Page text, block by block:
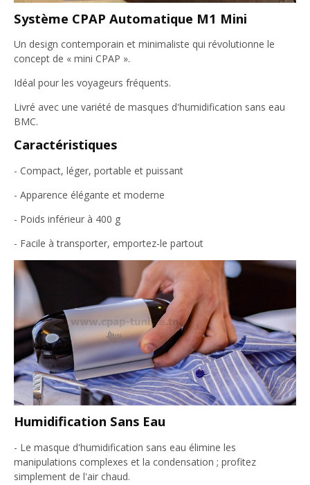
Système CPAP Automatique M1 Mini
Un design contemporain et minimaliste qui révolutionne le
concept de « mini ​​CPAP ».
Idéal pour les voyageurs fréquents.
Livré avec une variété de masques d'humidification sans eau
BMC.
Caractéristiques
- Compact, léger, portable et puissant
- Apparence élégante et moderne
- Poids inférieur à 400 g
- Facile à transporter, emportez-le partout
Humidification Sans Eau
- Le masque d'humidification sans eau élimine les
manipulations complexes et la condensation ; profitez
simplement de l'air chaud.